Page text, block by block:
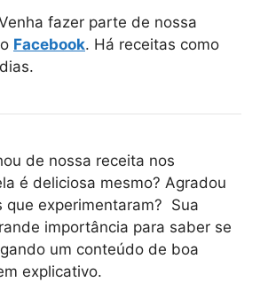
fazer parte de nossa
Facebook. Há receitas como
de nossa receita nos
é deliciosa mesmo? Agradou
que experimentaram? Sua
importância para saber se
um conteúdo de boa
explicativo.